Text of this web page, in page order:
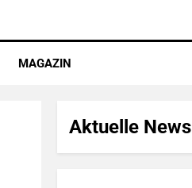
MAGAZIN
Aktuelle News